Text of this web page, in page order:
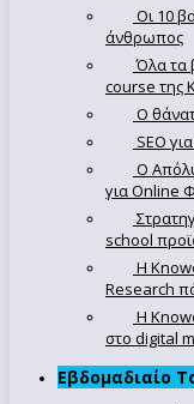
Οι 10
άνθρωπος
Όλα τα
course της
Ο
SEO
Ο
για Online
school
Η
Research
Η
στο digital
Εβδομαδιαίο